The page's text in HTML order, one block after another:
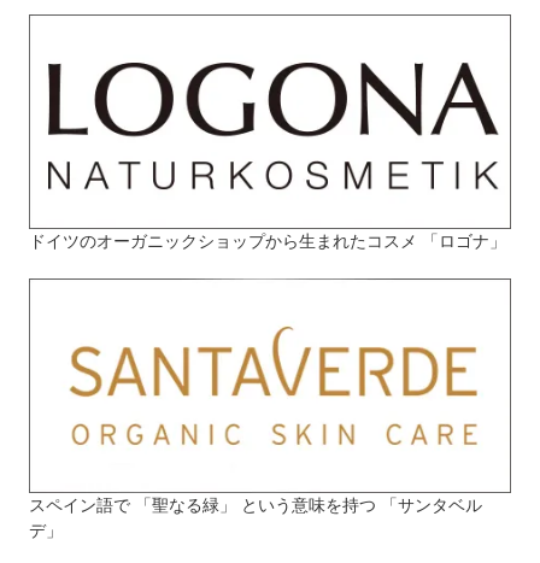
ドイツのオーガニックショップから生まれたコスメ 「ロゴナ」
スペイン語で 「聖なる緑」 という意味を持つ 「サンタベル
デ」